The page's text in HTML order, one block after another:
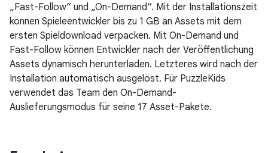
„Fast-Follow“ und „On-Demand“. Mit der Installationszeit
können Spieleentwickler bis zu 1 GB an Assets mit dem
ersten Spieldownload verpacken. Mit On-Demand und
Fast-Follow können Entwickler nach der Veröffentlichung
Assets dynamisch herunterladen. Letzteres wird nach der
Installation automatisch ausgelöst. Für PuzzleKids
verwendet das Team den On-Demand-
Auslieferungsmodus für seine 17 Asset-Pakete.